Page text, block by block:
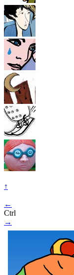
↑
←
Ctrl
→